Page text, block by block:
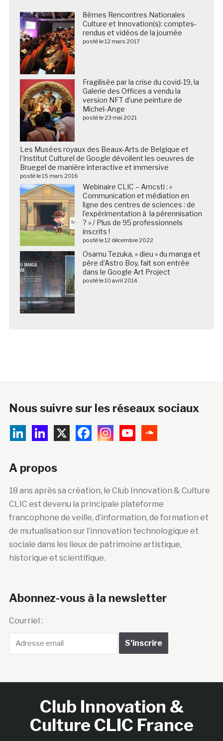
8èmes Rencontres Nationales
Culture et Innovation(s): comptes-
rendus et vidéos de la journée
posté le 12 mars 2017
Fragilisée par la crise du covid-19, la
Galerie des Offices a vendu la
version NFT d’une peinture de
Michel-Ange
posté le 23 mai 2021
Les Musées royaux des Beaux-Arts de Belgique et
l’Institut Culturel de Google dévoilent les oeuvres de
Bruegel de manière interactive et immersive
posté le 15 mars 2016
Webinaire CLIC – Amcsti : «
Communication et médiation en
ligne des centres de sciences : de
l’expérimentation à la pérennisation
? » / Plus de 95 professionnels
inscrits !
posté le 12 décembre 2022
Osamu Tezuka, « dieu » du manga et
père d’Astro Boy, fait son entrée
dans le Google Art Project
posté le 10 avril 2014
Nous suivre sur les réseaux sociaux
A propos
18 ans après sa création, le Club Innovation & Culture
CLIC est devenu la principale plateforme
francophone de veille, d’information, de formation et
de mutualisation sur l’innovation technologique et
sociale dans les lieux de patrimoine artistique,
historique et scientifique.
Abonnez-vous à la newsletter
Courriel :
Club Innovation &
Culture CLIC France